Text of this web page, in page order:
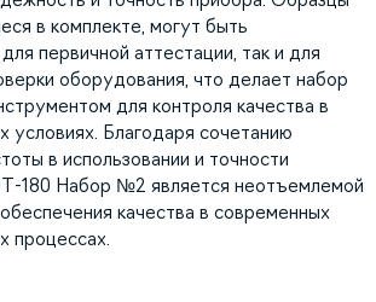
в комплекте, могут быть
первичной аттестации, так и для
оборудования, что делает набор
для контроля качества в
условиях. Благодаря сочетанию
в использовании и точности
180 Набор №2 является неотъемлемой
качества в современных
процессах.